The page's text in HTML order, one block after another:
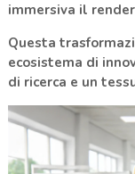
immersiva il
Questa
ecosistema di
di ricerca e un